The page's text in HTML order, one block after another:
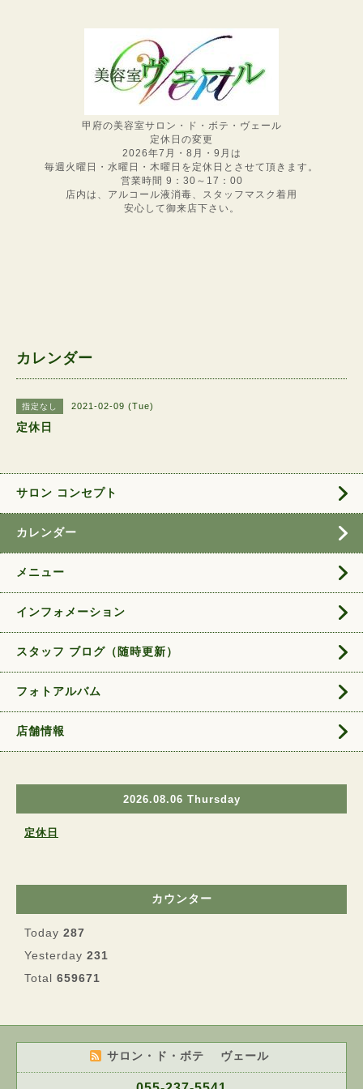
甲府の美容室サロン・ド・ボテ・ヴェール
定休日の変更
2026年7月・8月・9月は
毎週火曜日・水曜日・木曜日を定休日とさせて頂きます。
営業時間 9：30～17：00
店内は、アルコール液消毒、スタッフマスク着用
安心して御来店下さい。
カレンダー
指定なし 2021-02-09 (Tue)
定休日
サロン コンセプト
カレンダー
メニュー
インフォメーション
スタッフ ブログ（随時更新）
フォトアルバム
店舗情報
2026.08.06 Thursday
定休日
カウンター
Today 287
Yesterday 231
Total 659671
サロン・ド・ボテ ヴェール